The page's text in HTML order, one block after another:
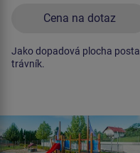
Cena na dotaz
Jako dopadová plocha
trávník.